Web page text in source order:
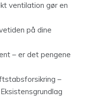
ventilation gør en
på dine
– er det pengene
–